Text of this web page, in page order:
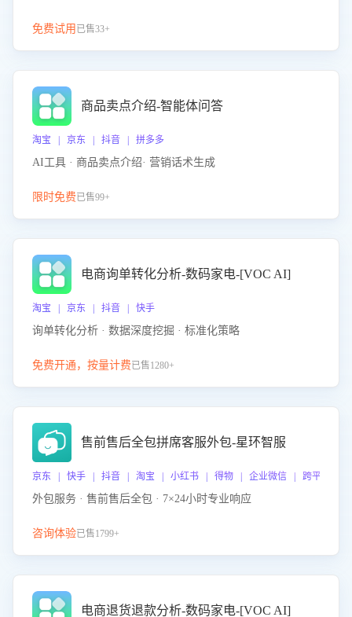
免费试用 已售33+
商品卖点介绍-智能体问答
淘宝 | 京东 | 抖音 | 拼多多
AI工具 · 商品卖点介绍· 营销话术生成
限时免费已售99+
电商询单转化分析-数码家电-[VOC AI]
淘宝 | 京东 | 抖音 | 快手
询单转化分析 · 数据深度挖掘 · 标准化策略
免费开通，按量计费已售1280+
售前售后全包拼席客服外包-星环智服
京东 | 快手 | 抖音 | 淘宝 | 小红书 | 得物 | 企业微信 | 跨平台
外包服务 · 售前售后全包 · 7×24小时专业响应
咨询体验已售1799+
电商退货退款分析-数码家电-[VOC AI]